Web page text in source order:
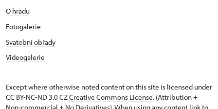
O hradu
Fotogalerie
Svatební obřady
Videogalerie
Except where otherwise noted content on this site is licensed under
CC BY-NC-ND 3.0 CZCreative Commons License. (Attribution +